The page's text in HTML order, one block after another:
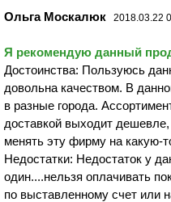
Ольга Москалюк 2018.03.22
Я рекомендую данный
Достоинства: Пользуюсь
довольна качеством. В
в разные города.
доставкой выходит
менять эту фирму на какую-
Недостатки: Недостаток у
один....нельзя оплачивать
по выставленному счет или